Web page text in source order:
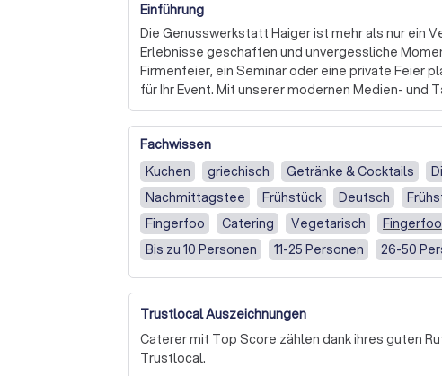
Einführung
Die Genusswerkstatt Haiger ist mehr als nur ein
Erlebnisse geschaffen und unvergessliche
Firmenfeier, ein Seminar oder eine private Feier
für Ihr Event. Mit unserer modernen Medien- und
beeindruckenden Multi-Display-Wand, setzen
Filme perfekt in Szene.
Unser Team aus erfahrenen Caterern und
Veranstaltung nach Ihren Wünschen zu
hin zur Cocktailbar - wir kümmern uns um jedes
besonderen Highlight sind, können Sie aus
internationalen Künstlern wählen, die Ihr Event zu
Aber die Genusswerkstatt Haiger ist nicht nur
Treffpunkt für Autoliebhaber. In unserem Car-
aufgehoben und auf unserem Online-Marktplatz
Sportwagen, gepflegte Klassiker oder seltene
Fachwissen
Kuchen
griechisch Getränke & Cocktails
Nachmittagstee
Frühstück Deutsch
Fingerfoo
Catering Vegetarisch
Bis zu 10 Personen
11-25 Personen 26-50
Mediterran (z.B. italienisch, griechisch)
Trustlocal Auszeichnungen
Caterer mit Top Score zählen dank ihres guten
Trustlocal.